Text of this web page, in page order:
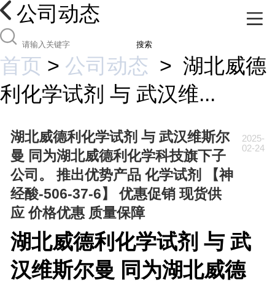
公司动态
搜索
首页 > 公司动态 > 湖北威德
利化学试剂 与 武汉维...
湖北威德利化学试剂 与 武汉维斯尔
曼 同为湖北威德利化学科技旗下子
公司。 推出优势产品 化学试剂 【神
经酸-506-37-6】 优惠促销 现货供
应 价格优惠 质量保障
2025-
02-24
湖北威德利化学试剂 与 武
汉维斯尔曼 同为湖北威德